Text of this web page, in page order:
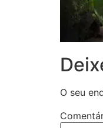
O seu